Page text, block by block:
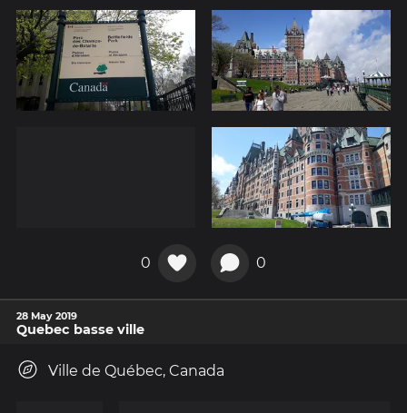
0 0
28 May 2019
Quebec basse ville
Ville de Québec, Canada